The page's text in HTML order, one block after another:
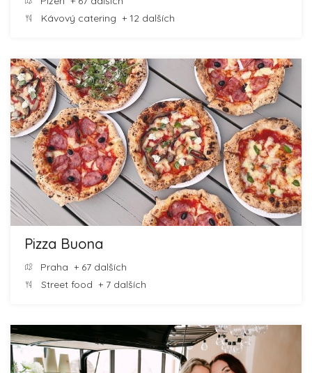
Kávový catering + 12 dalších
Pizza Buona
Praha + 67 dalších
Street food + 7 dalších